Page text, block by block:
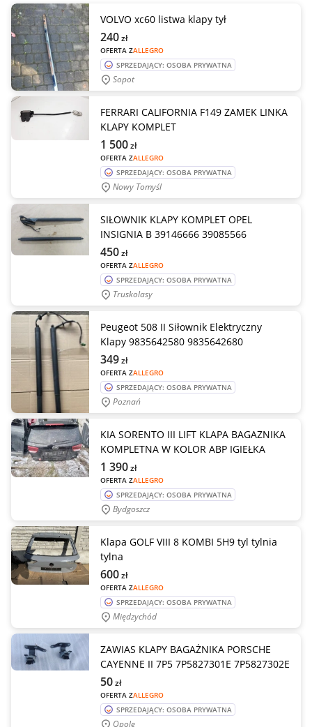
VOLVO xc60 listwa klapy tył
OFERTA ZALLEGRO
240zł
SPRZEDAJĄCY: OSOBA PRYWATNA
Sopot
FERRARI CALIFORNIA F149 ZAMEK LINKA
KLAPY KOMPLET
OFERTA ZALLEGRO
1 500zł
SPRZEDAJĄCY: OSOBA PRYWATNA
Nowy Tomyśl
SIŁOWNIK KLAPY KOMPLET OPEL
INSIGNIA B 39146666 39085566
OFERTA ZALLEGRO
450zł
SPRZEDAJĄCY: OSOBA PRYWATNA
Truskolasy
Peugeot 508 II Siłownik Elektryczny
Klapy 9835642580 9835642680
OFERTA ZALLEGRO
349zł
SPRZEDAJĄCY: OSOBA PRYWATNA
Poznań
KIA SORENTO III LIFT KLAPA BAGAZNIKA
KOMPLETNA W KOLOR ABP IGIEŁKA
OFERTA ZALLEGRO
1 390zł
SPRZEDAJĄCY: OSOBA PRYWATNA
Bydgoszcz
Klapa GOLF VIII 8 KOMBI 5H9 tyl tylnia
tylna
OFERTA ZALLEGRO
600zł
SPRZEDAJĄCY: OSOBA PRYWATNA
Międzychód
ZAWIAS KLAPY BAGAŻNIKA PORSCHE
CAYENNE II 7P5 7P5827301E 7P5827302E
OFERTA ZALLEGRO
50zł
SPRZEDAJĄCY: OSOBA PRYWATNA
Opole